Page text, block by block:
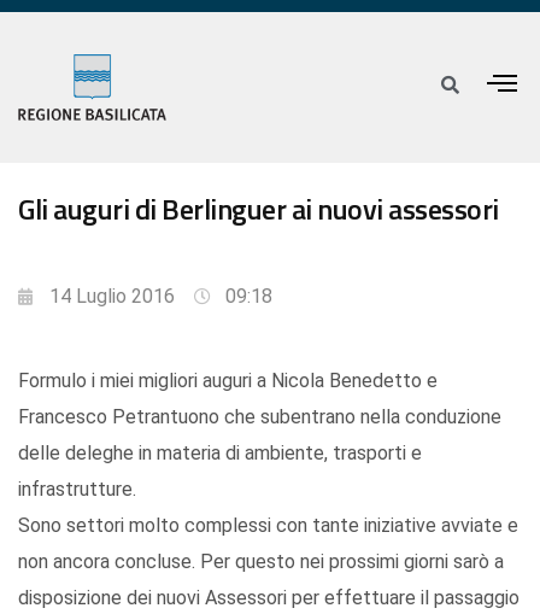
Gli auguri di Berlinguer ai nuovi assessori
14 Luglio 2016 09:18
Formulo i miei migliori auguri a Nicola Benedetto e
Francesco Petrantuono che subentrano nella conduzione
delle deleghe in materia di ambiente, trasporti e
infrastrutture.
Sono settori molto complessi con tante iniziative avviate e
non ancora concluse. Per questo nei prossimi giorni sarò a
disposizione dei nuovi Assessori per effettuare il passaggio